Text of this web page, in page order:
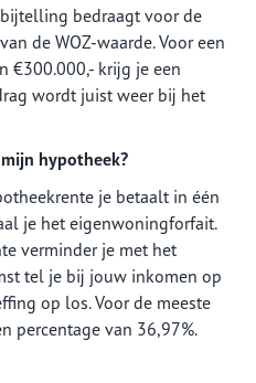
bedraagt voor de
de WOZ-waarde. Voor een
€300.000,- krijg je een
wordt juist weer bij het
hypotheek?
je betaalt in één
je het eigenwoningforfait.
verminder je met het
tel je bij jouw inkomen op
op los. Voor de meeste
percentage van 36,97%.